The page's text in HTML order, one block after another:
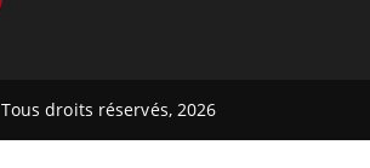
Tous droits réservés, 2026